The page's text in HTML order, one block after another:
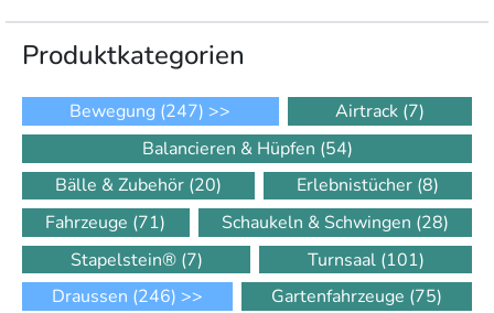
Produkt­kategorien
Bewegung (247) >> Airtrack (7)
Balancieren & Hüpfen (54)
Bälle & Zubehör (20) Erlebnistücher (8)
Fahrzeuge (71) Schaukeln & Schwingen (28)
Stapelstein® (7) Turnsaal (101)
Draussen (246) >> Gartenfahrzeuge (75)